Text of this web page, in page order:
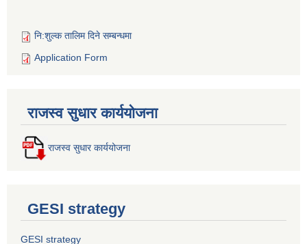
नि:शुल्क तालिम दिने सम्बन्धमा
Application Form
राजस्व सुधार कार्ययोजना
राजस्व सुधार कार्ययोजना
GESI strategy
GESI strategy